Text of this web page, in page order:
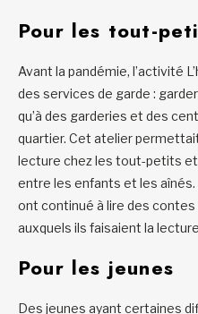
Pour les tout-
Avant la pandémie, l’activité
des services de garde :
qu’à des garderies et des
quartier. Cet atelier
lecture chez les tout-petits
entre les enfants et les
ont continué à lire des
auxquels ils faisaient la
Pour les jeunes
Des jeunes ayant certaines